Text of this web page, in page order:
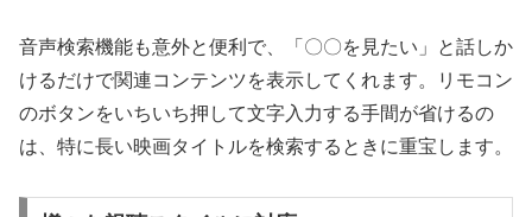
音声検索機能も意外と便利で、「〇〇を見たい」と話しか
けるだけで関連コンテンツを表示してくれます。リモコン
のボタンをいちいち押して文字入力する手間が省けるの
は、特に長い映画タイトルを検索するときに重宝します。